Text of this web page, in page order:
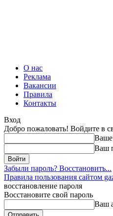
О нас
Реклама
Вакансии
Правила
Контакты
Вход
Добро пожаловать! Войдите в
Ваше
Ваш
Забыли пароль? Восстановить...
Правила пользования сайтом
восстановление пароля
Восстановите свой пароль
Ваш